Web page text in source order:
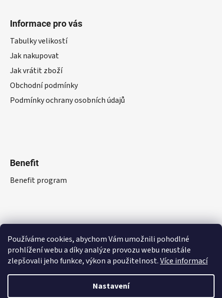
Používáme cookies, abychom Vám umožnili pohodlné
prohlížení webu a díky analýze provozu webu neustále
zlepšovali jeho funkce, výkon a použitelnost.Více informací
Nastavení
Informace pro vás
Tabulky velikostí
Jak nakupovat
Jak vrátit zboží
Obchodní podmínky
Podmínky ochrany osobních údajů
Benefit
Benefit program